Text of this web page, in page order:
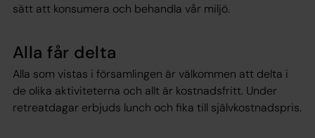
sätt att konsumera och behandla vår miljö.
Alla får delta
Alla som vistas i församlingen är välkommen att delta i
de olika aktiviteterna och allt är kostnadsfritt. Under
retreatdagar erbjuds lunch och fika till självkostnadspris.